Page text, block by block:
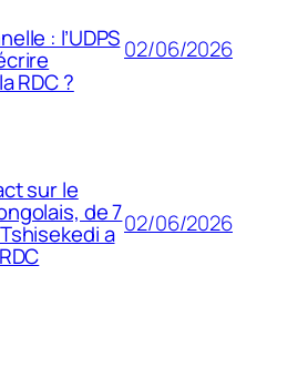
: l’UDPS
RDC ?
02/06/2026
sur le
de 7
a 02/06/2026